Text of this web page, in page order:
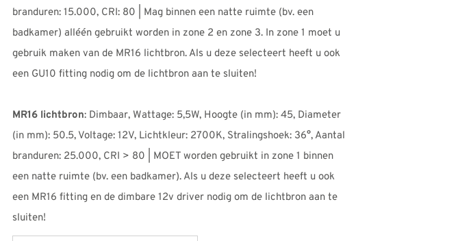
branduren: 15.000, CRI: 80 | Mag binnen een natte ruimte (bv. een
badkamer) alléén gebruikt worden in zone 2 en zone 3. In zone 1 moet u
gebruik maken van de MR16 lichtbron. Als u deze selecteert heeft u ook
een GU10 fitting nodig om de lichtbron aan te sluiten!
MR16 lichtbron: Dimbaar, Wattage: 5,5W, Hoogte (in mm): 45, Diameter
(in mm): 50.5, Voltage: 12V, Lichtkleur: 2700K, Stralingshoek: 36°, Aantal
branduren: 25.000, CRI > 80 | MOET worden gebruikt in zone 1 binnen
een natte ruimte (bv. een badkamer). Als u deze selecteert heeft u ook
een MR16 fitting en de dimbare 12v driver nodig om de lichtbron aan te
sluiten!